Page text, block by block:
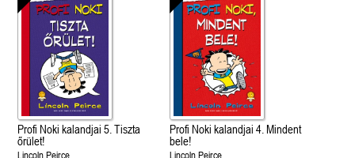
Profi Noki kalandjai 5. Tiszta
őrület!
Lincoln Peirce
Profi Noki kalandjai 4. Mindent
bele!
Lincoln Peirce